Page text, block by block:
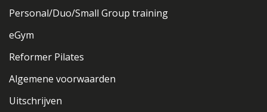
Personal/Duo/Small Group training
eGym
Reformer Pilates
Algemene voorwaarden
Uitschrijven